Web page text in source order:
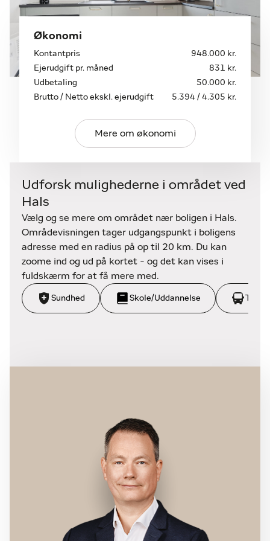
indtryk af den danske kystby.
udlejningsobjekt. Med sin moderne indretning, gode
beliggenhed og mulighed for at tilbyde både
afslapning og aktiviteter i nærheden, vil det være en
attraktiv ferielejlighed for både danske og
udenlandske feriegæster.
Vil du vide mere om hvad Hals og Hou kan tilbyde af
aktiviteter i løbet af året kan du besøger
Lyder dette som noget for dig? Så kontakt os
allerede i dag på 98 25 27 44 for at bestille en
fremvisning
eller for at høre mere.
Økonomi
Kontantpris
948.000 kr.
Ejerudgift pr. måned
831 kr.
Udbetaling
50.000 kr.
Brutto / Netto ekskl. ejerudgift
5.394 / 4.305 kr.
Mere om økonomi
Udforsk mulighederne i området ved
Hals
Vælg og se mere om området nær boligen i Hals.
Områdevisningen tager udgangspunkt i boligens
adresse med en radius på op til 20 km. Du kan
zoome ind og ud på kortet - og det kan vises i
fuldskærm for at få mere med.
Sundhed Skole/Uddannelse